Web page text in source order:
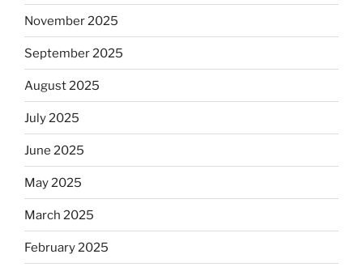
November 2025
September 2025
August 2025
July 2025
June 2025
May 2025
March 2025
February 2025